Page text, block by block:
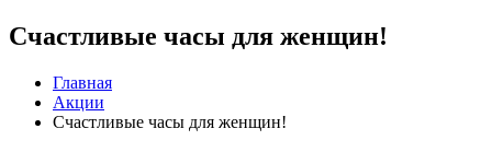
Счастливые часы для женщин!
Главная
Акции
Счастливые часы для женщин!